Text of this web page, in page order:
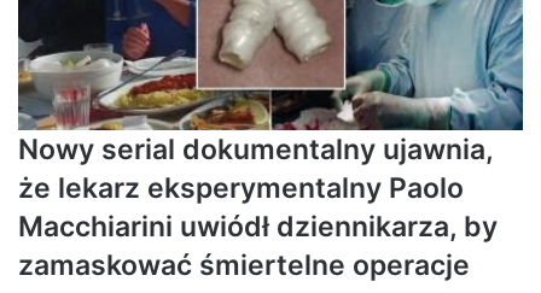
Nowy serial dokumentalny ujawnia,
że ​​lekarz eksperymentalny Paolo
Macchiarini uwiódł dziennikarza, by
zamaskować śmiertelne operacje